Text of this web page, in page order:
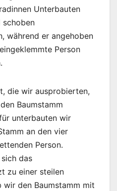
Unterbauten
schoben
während er angehoben
Person
die wir ausprobierten,
Baumstamm
unterbauten wir
an den vier
Person.
das
zu einer steilen
wir den Baumstamm mit